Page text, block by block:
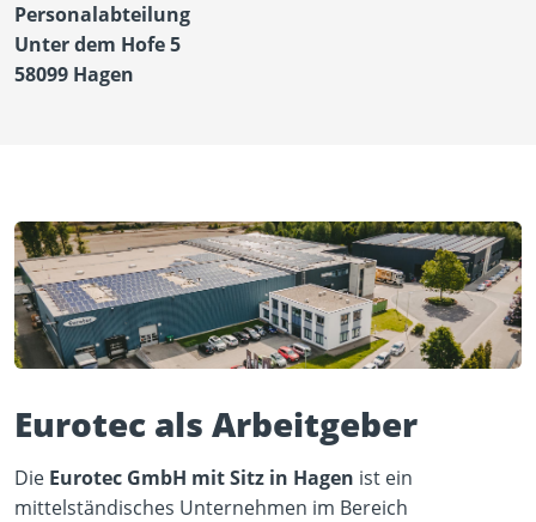
Personalabteilung
Unter dem Hofe 5
58099 Hagen
Eurotec als Arbeitgeber
Die Eurotec GmbH mit Sitz in Hagen ist ein
mittelständisches Unternehmen im Bereich